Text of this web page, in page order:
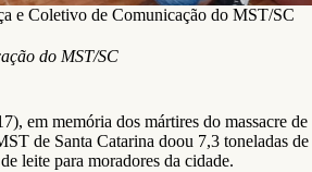
e Coletivo de Comunicação do MST/SC
do MST/SC
em memória dos mártires do massacre de
de Santa Catarina doou 7,3 toneladas de
leite para moradores da cidade.